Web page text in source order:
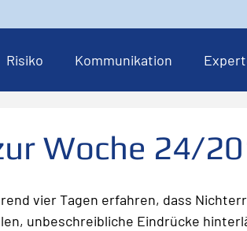
Risiko Kommunikation
Woche 24/
vier Tagen erfahren, dass
unbeschreibliche Eindrücke